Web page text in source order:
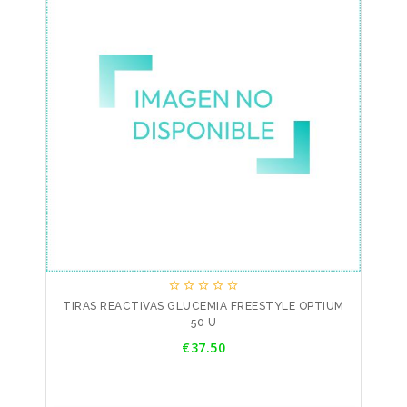
    
TIRAS REACTIVAS GLUCEMIA FREESTYLE OPTIUM
50 U
€37.50